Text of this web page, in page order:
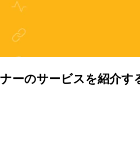
ーのサービスを紹介